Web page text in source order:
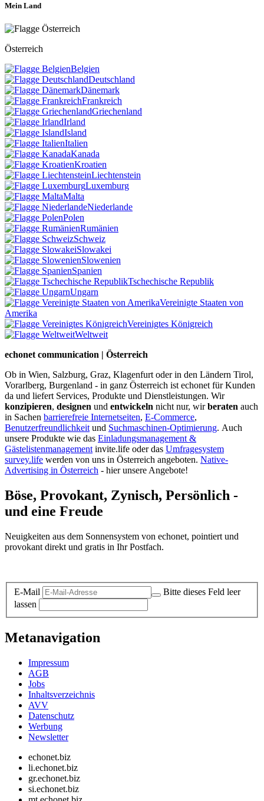
Mein Land
Österreich
Belgien
Deutschland
Dänemark
Frankreich
Griechenland
Irland
Island
Italien
Kanada
Kroatien
Liechtenstein
Luxemburg
Malta
Niederlande
Polen
Rumänien
Schweiz
Slowakei
Slowenien
Spanien
Tschechische Republik
Ungarn
Vereinigte Staaten von
Amerika
Vereinigtes Königreich
Weltweit
echonet communication | Österreich
Ob in Wien, Salzburg, Graz, Klagenfurt oder in den Ländern Tirol,
Vorarlberg, Burgenland - in ganz Österreich ist echonet für Kunden
da und liefert Services, Produkte und Dienstleistungen. Wir
konzipieren, designen und entwickeln nicht nur, wirberaten auch
in Sachen barrierefreie Internetseiten, E-Commerce,
Benutzerfreundlichkeit und Suchmaschinen-Optimierung. Auch
unsere Produkte wie das Einladungsmanagement &
Gästelistenmanagement invite.life oder das Umfragesystem
survey.life werden von uns in Österreich angeboten. Native-
Advertising in Österreich - hier unsere Angebote!
Böse, Provokant, Zynisch, Persönlich -
und eine Freude
Neuigkeiten aus dem Sonnensystem von echonet, pointiert und
provokant direkt und gratis in Ihr Postfach.
E-Mail
Bitte dieses Feld leer
lassen
Metanavigation
Impressum
AGB
Jobs
Inhaltsverzeichnis
AVV
Datenschutz
Werbung
Newsletter
echonet.biz
li.echonet.biz
gr.echonet.biz
si.echonet.biz